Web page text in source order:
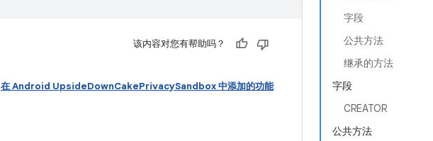
字段
公共方法
继承的方法
字段
CREATOR
公共方法
该内容对您有帮助吗？
在 Android UpsideDownCakePrivacySandbox 中添加的功能